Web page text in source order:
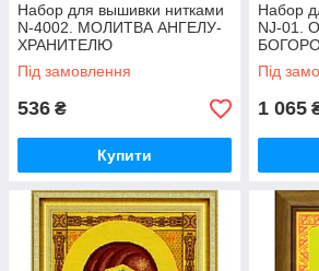
Набор для вышивки нитками
N-4002. МОЛИТВА АНГЕЛУ-
ХРАНИТЕЛЮ
Під замовлення
536 ₴
Купити
Набор
NJ-01.
Під
1 065